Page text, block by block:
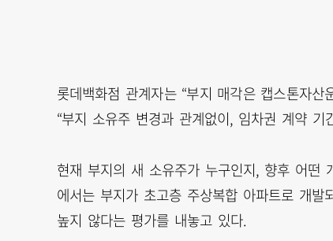
롯데백화점 관계자는 “부지 매각은 캡스톤자
“부지 소유주 변경과 관계없이, 임차권 계약
현재 부지의 새 소유주가 누구인지, 향후 어떤
에서는 부지가 초고층 주상복합 아파트로 개
높지 않다는 평가를 내놓고 있다.